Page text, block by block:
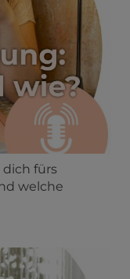
dich fürs
welche